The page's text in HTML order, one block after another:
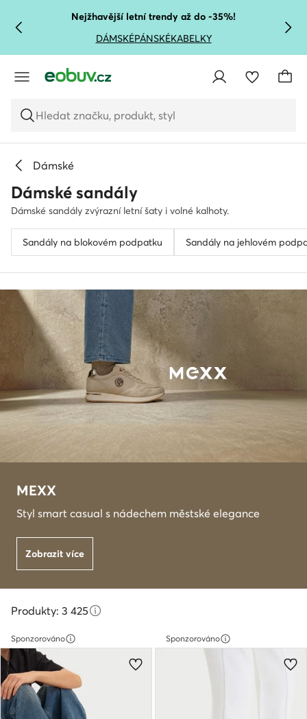
PŘEJÍT NA HLAVNÍ OBSAH
PŘEJÍT NA VYHLEDÁVÁNÍ
Nejžhavější letní trendy až do -35%!
DÁMSKÉPÁNSKÉKABELKY
Hledat značku, produkt, styl
Dámské
Dámské sandály
Dámské sandály zvýrazní letní šaty i volné kalhoty.
Sandály na blokovém podpatku Sandály na jehlovém
MEXX
Styl smart casual s nádechem městské elegance
Zobrazit více
Produkty: 3 425
Sponzorováno Sponzorováno